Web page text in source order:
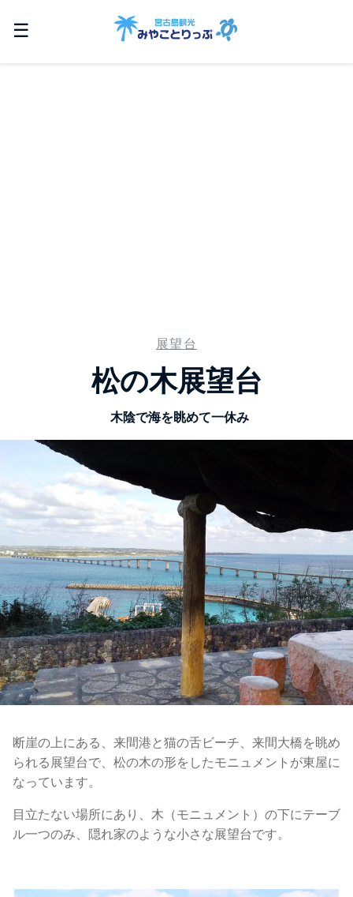
☰
展望台
松の木展望台
木陰で海を眺めて一休み
断崖の上にある、来間港と猫の舌ビーチ、来間大橋を眺め
られる展望台で、松の木の形をしたモニュメントが東屋に
なっています。
目立たない場所にあり、木（モニュメント）の下にテーブ
ル一つのみ、隠れ家のような小さな展望台です。